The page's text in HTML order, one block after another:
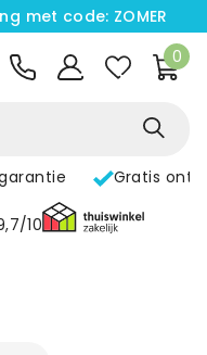
met code: ZOMER
0
Gratis
10